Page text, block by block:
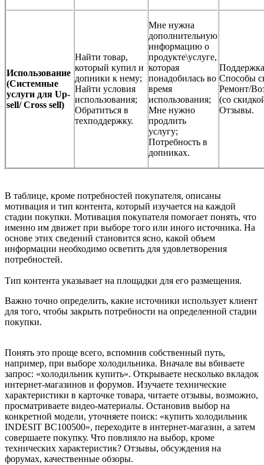
Использование
(Системные
услуги для Up-
sell/ Cross sell)
Найти товар,
который купил и
допники к нему;
Найти условия
использования;
Обратиться в
техподдержку.
Мне нужна
дополнительную
информацию о
продукте\услуге,
которая
понадобилась во
время
использования;
Мне нужно
продлить
услугу;
Потребность в
допниках.
Способы
Ремонт/
(со
Отзывы.
В таблице, кроме потребностей покупателя, описаны
мотивация и тип контента, который изучается на каждой
стадии покупки. Мотивация покупателя помогает понять, что
именно им движет при выборе того или иного источника. На
основе этих сведений становится ясно, какой объем
информации необходимо осветить для удовлетворения
потребностей.
Тип контента указывает на площадки для его размещения.
Важно точно определить, какие источники использует клиент
для того, чтобы закрыть потребности на определенной стадии
покупки.
Понять это проще всего, вспомнив собственный путь,
например, при выборе холодильника. Вначале вы вбиваете
запрос: «холодильник купить». Открываете несколько вкладок
интернет-магазинов и форумов. Изучаете технические
характеристики в карточке товара, читаете отзывы, возможно,
просматриваете видео-материалы. Остановив выбор на
конкретной модели, уточняете поиск: «купить холодильник
INDESIT BC100500», переходите в интернет-магазин, а затем
совершаете покупку. Что повлияло на выбор, кроме
технических характеристик? Отзывы, обсуждения на
форумах, качественные обзоры.